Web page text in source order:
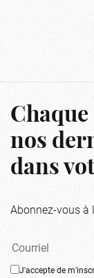
Chaque
nos
dans
Abonnez-vous à
J'accepte de